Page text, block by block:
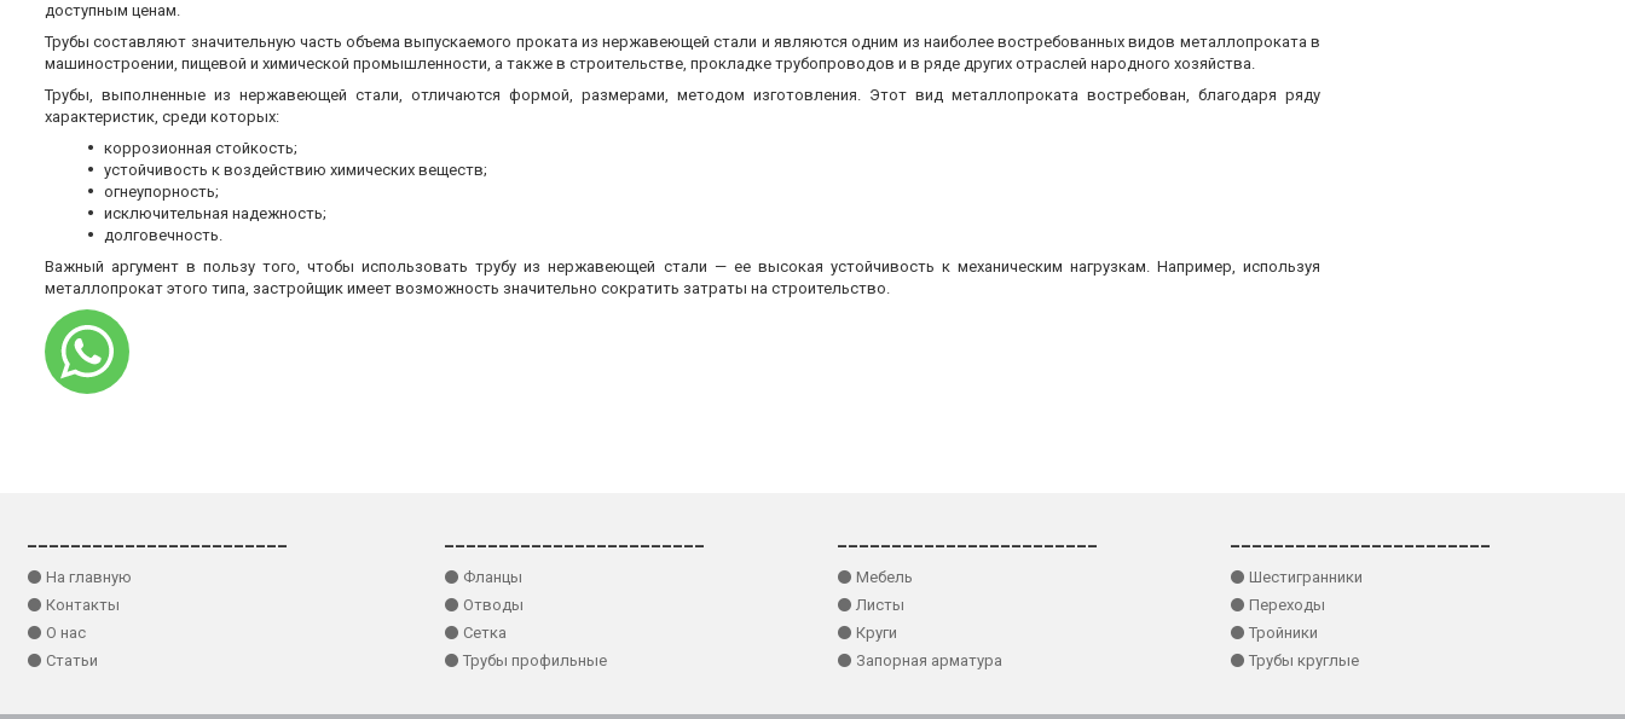
доступным ценам.
Трубы составляют значительную часть объема выпускаемого проката из нержавеющей стали и являются одним из наиболее востребованных видов металлопроката в
машиностроении, пищевой и химической промышленности, а также в строительстве, прокладке трубопроводов и в ряде других отраслей народного хозяйства.
Трубы, выполненные из нержавеющей стали, отличаются формой, размерами, методом изготовления. Этот вид металлопроката востребован, благодаря ряду
характеристик, среди которых:
коррозионная стойкость;
устойчивость к воздействию химических веществ;
огнеупорность;
исключительная надежность;
долговечность.
Важный аргумент в пользу того, чтобы использовать трубу из нержавеющей стали — ее высокая устойчивость к механическим нагрузкам. Например, используя
металлопрокат этого типа, застройщик имеет возможность значительно сократить затраты на строительство.
⚫ На главную
⚫ Контакты
⚫ О нас
⚫ Статьи
⚫ Фланцы
⚫ Отводы
⚫ Сетка
⚫ Трубы профильные
⚫ Мебель
⚫ Листы
⚫ Круги
⚫ Запорная арматура
⚫ Шестигранники
⚫ Переходы
⚫ Тройники
⚫ Трубы круглые